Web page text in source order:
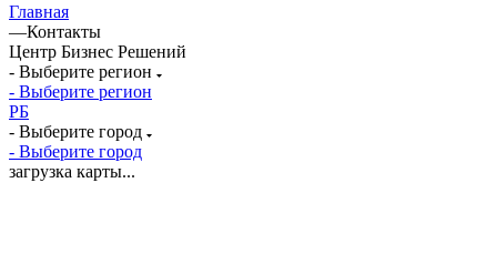
Главная
—Контакты
Центр Бизнес Решений
- Выберите регион
- Выберите регион
РБ
- Выберите город
- Выберите город
загрузка карты...